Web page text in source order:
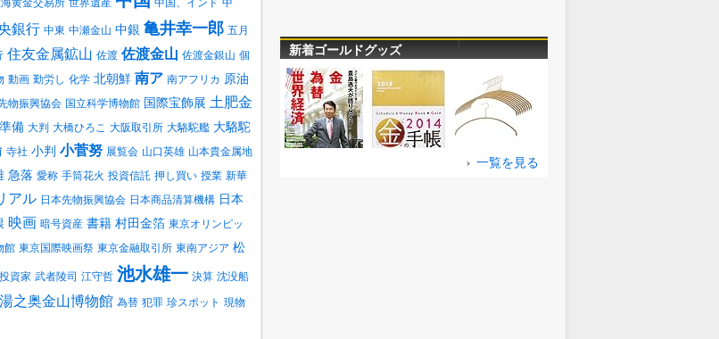
黄金交易所 世界遺産 中国、インド 中
銀行 中東 中瀬金山 中銀 亀井幸一郎 五月
住友金属鉱山 佐渡 佐渡金山 佐渡金銀山 個
動画 勤労し 化学 北朝鮮 南ア 南アフリカ 原油
物振興協会 国立科学博物館 国際宝飾展 土肥金
備 大判 大橋ひろこ 大阪取引所 大駱駝艦 大駱駝
寺社 小判 小菅努 展覧会 山口英雄 山本貴金属地
急落 愛称 手筒花火 投資信託 押し買い 授業 新華
アル 日本先物振興協会 日本商品清算機構 日本
映画 暗号資産 書籍 村田金箔 東京オリンピッ
館 東京国際映画祭 東京金融取引所 東南アジア 松
資家 武者陵司 江守哲 池水雄一 決算 沈没船
湯之奥金山博物館 為替 犯罪 珍スポット 現物
新着ゴールドグッズ
一覧を見る